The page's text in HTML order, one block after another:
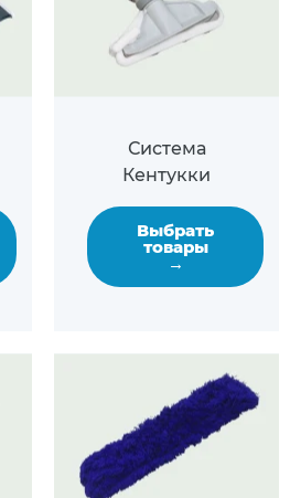
Система
Кентукки
Выбрать
товары
→